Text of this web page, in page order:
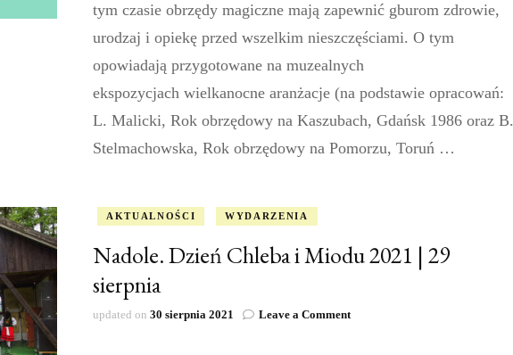
na
tym czasie obrzędy magiczne mają zapewnić gburom zdrowie,
urodzaj i opiekę przed wszelkim nieszczęściami. O tym
opowiadają przygotowane na muzealnych
ekspozycjach wielkanocne aranżacje (na podstawie opracowań:
L. Malicki, Rok obrzędowy na Kaszubach, Gdańsk 1986 oraz B.
Stelmachowska, Rok obrzędowy na Pomorzu, Toruń …
AKTUALNOŚCI WYDARZENIA
Nadole. Dzień Chleba i Miodu 2021 | 29
sierpnia
updated on 30 sierpnia 2021 Leave a Commenton